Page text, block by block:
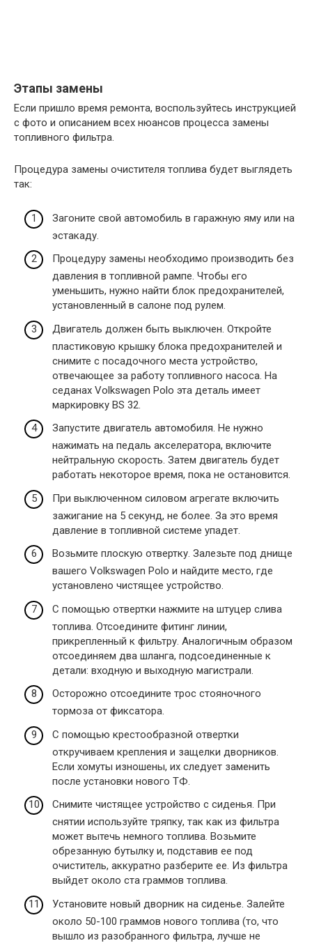
Этапы замены
Если пришло время ремонта, воспользуйтесь инструкцией
с фото и описанием всех нюансов процесса замены
топливного фильтра.
Процедура замены очистителя топлива будет выглядеть
так:
Загоните свой автомобиль в гаражную яму или на
эстакаду.
Процедуру замены необходимо производить без
давления в топливной рампе. Чтобы его
уменьшить, нужно найти блок предохранителей,
установленный в салоне под рулем.
Двигатель должен быть выключен. Откройте
пластиковую крышку блока предохранителей и
снимите с посадочного места устройство,
отвечающее за работу топливного насоса. На
седанах Volkswagen Polo эта деталь имеет
маркировку BS 32.
Запустите двигатель автомобиля. Не нужно
нажимать на педаль акселератора, включите
нейтральную скорость. Затем двигатель будет
работать некоторое время, пока не остановится.
При выключенном силовом агрегате включить
зажигание на 5 секунд, не более. За это время
давление в топливной системе упадет.
Возьмите плоскую отвертку. Залезьте под днище
вашего Volkswagen Polo и найдите место, где
установлено чистящее устройство.
С помощью отвертки нажмите на штуцер слива
топлива. Отсоедините фитинг линии,
прикрепленный к фильтру. Аналогичным образом
отсоединяем два шланга, подсоединенные к
детали: входную и выходную магистрали.
Осторожно отсоедините трос стояночного
тормоза от фиксатора.
С помощью крестообразной отвертки
откручиваем крепления и защелки дворников.
Если хомуты изношены, их следует заменить
после установки нового ТФ.
Снимите чистящее устройство с сиденья. При
снятии используйте тряпку, так как из фильтра
может вытечь немного топлива. Возьмите
обрезанную бутылку и, подставив ее под
очиститель, аккуратно разберите ее. Из фильтра
выйдет около ста граммов топлива.
Установите новый дворник на сиденье. Залейте
около 50-100 граммов нового топлива (то, что
вышло из разобранного фильтра, лучше не